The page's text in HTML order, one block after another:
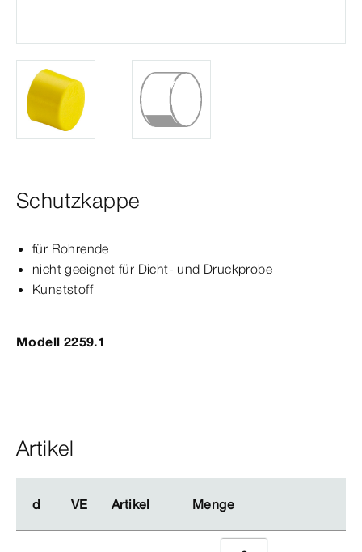
Schutzkappe
für Rohrende
nicht geeignet für Dicht- und Druckprobe
Kunststoff
Modell 2259.1
Artikel
d VE Artikel Menge
d VE Artikel Menge